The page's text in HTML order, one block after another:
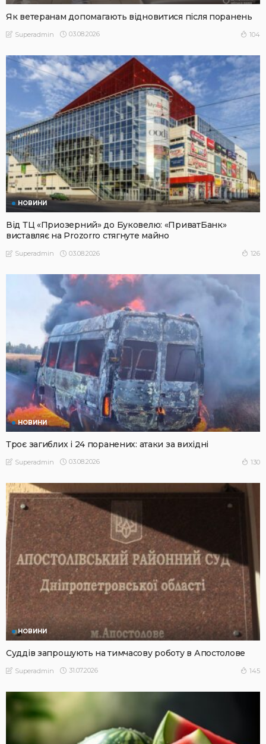
Як ветеранам допомагають відновитися після поранень
Superadmin 03.08.2026 104
НОВИНИ
Від ТЦ «Приозерний» до Буковелю: «ПриватБанк»
виставляє на Prozorro стягнуте майно
Superadmin 03.08.2026 126
НОВИНИ
Троє загиблих і 24 поранених: атаки за вихідні
Superadmin 03.08.2026 130
НОВИНИ
Суддів запрошують на тимчасову роботу в Апостолове
Superadmin 31.07.2026 145